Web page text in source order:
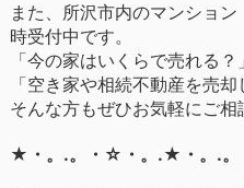
また、所沢市内のマンショ
時受付中です。
「今の家はいくらで売れる？」
「空き家や相続不動産を売却
そんな方もぜひお気軽にご相
★・。.。・☆・。.★・。.。